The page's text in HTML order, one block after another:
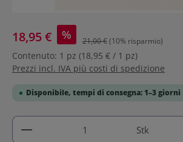
18,95 € % 21,00 €(10% risparmio)
Contenuto: 1 pz (18,95 € / 1 pz)
Prezzi incl. IVA più costi di spedizione
Disponibile, tempi di consegna: 1–3 giorni
Quantità del prodotto: inserisci
Stk